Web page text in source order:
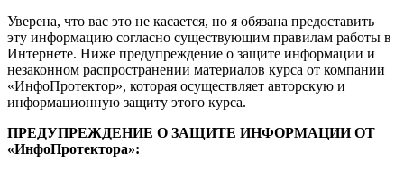
Уверена, что вас это не касается, но я обязана предоставить
эту информацию согласно существующим правилам работы в
Интернете. Ниже предупреждение о защите информации и
незаконном распространении материалов курса от компании
«ИнфоПротектор», которая осуществляет авторскую и
информационную защиту этого курса.
ПРЕДУПРЕЖДЕНИЕ О ЗАЩИТЕ ИНФОРМАЦИИ ОТ
«ИнфоПротектора»: